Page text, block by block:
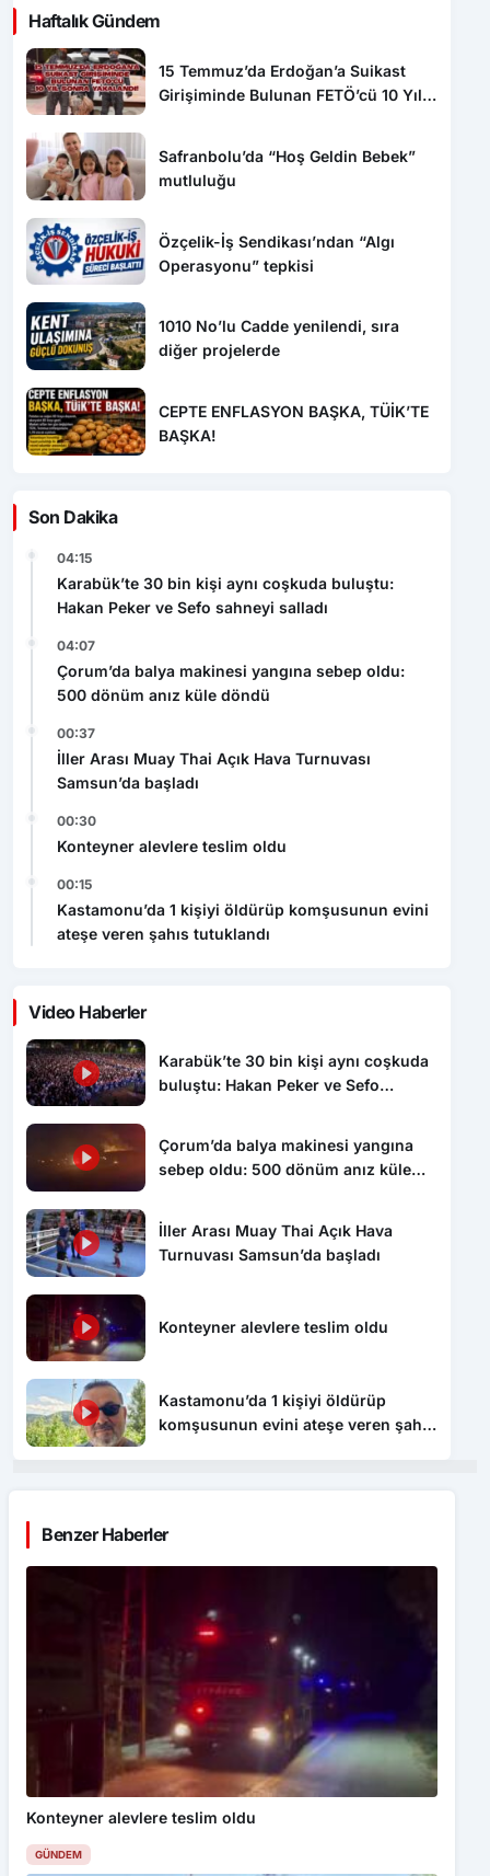
Haftalık Gündem
15 Temmuz’da Erdoğan’a Suikast
Girişiminde Bulunan FETÖ’cü 10 Yıl
Safranbolu’da “Hoş Geldin Bebek”
mutluluğu
Özçelik-İş Sendikası’ndan “Algı
Operasyonu” tepkisi
1010 No’lu Cadde yenilendi, sıra
diğer projelerde
CEPTE ENFLASYON BAŞKA, TÜİK’TE
BAŞKA!
Son Dakika
04:15
Karabük’te 30 bin kişi aynı coşkuda buluştu:
Hakan Peker ve Sefo sahneyi salladı
04:07
Çorum’da balya makinesi yangına sebep oldu:
500 dönüm anız küle döndü
00:37
İller Arası Muay Thai Açık Hava Turnuvası
Samsun’da başladı
00:30
Konteyner alevlere teslim oldu
00:15
Kastamonu’da 1 kişiyi öldürüp komşusunun evini
ateşe veren şahıs tutuklandı
Video Haberler
Karabük’te 30 bin kişi aynı coşkuda
buluştu: Hakan Peker ve Sefo
Çorum’da balya makinesi yangına
sebep oldu: 500 dönüm anız küle
İller Arası Muay Thai Açık Hava
Turnuvası Samsun’da başladı
Konteyner alevlere teslim oldu
Kastamonu’da 1 kişiyi öldürüp
komşusunun evini ateşe veren şahıs
Benzer Haberler
Konteyner alevlere teslim oldu
GÜNDEM